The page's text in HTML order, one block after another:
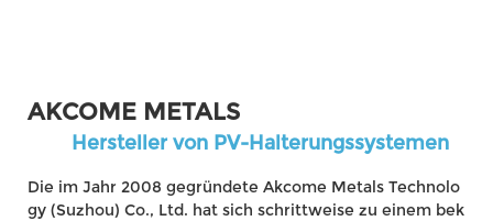
AKCOME METALS
Hersteller von PV-Halterungssystemen
Die im Jahr 2008 gegründete Akcome Metals Technolo
gy (Suzhou) Co., Ltd. hat sich schrittweise zu einem bek